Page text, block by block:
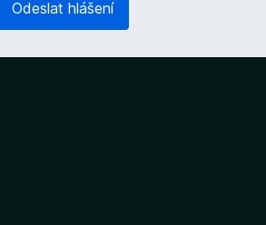
d
o
Odeslat hlášení